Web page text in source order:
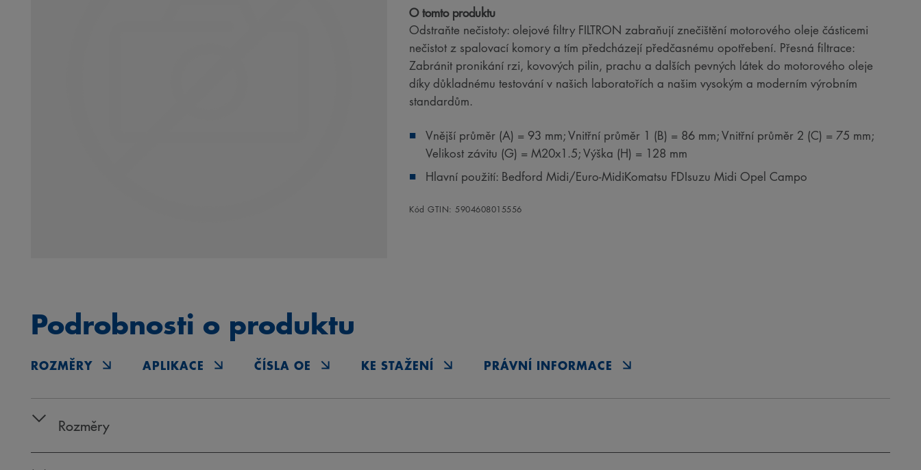
O tomto produktu
Odstraňte nečistoty: olejové filtry FILTRON zabraňují znečištění motorového oleje částicemi
nečistot z spalovací komory a tím předcházejí předčasnému opotřebení. Přesná filtrace:
Zabránit pronikání rzi, kovových pilin, prachu a dalších pevných látek do motorového oleje
díky důkladnému testování v našich laboratořích a našim vysokým a moderním výrobním
standardům.
Vnější průměr (A) = 93 mm; Vnitřní průměr 1 (B) = 86 mm; Vnitřní průměr 2 (C) = 75 mm;
Velikost závitu (G) = M20x1.5; Výška (H) = 128 mm
Hlavní použití: Bedford Midi/Euro-MidiKomatsu FDIsuzu Midi Opel Campo
Kód GTIN: 5904608015556
Podrobnosti o produktu
ROZMĚRY APLIKACE ČÍSLA OE KE STAŽENÍ PRÁVNÍ INFORMACE
Rozměry